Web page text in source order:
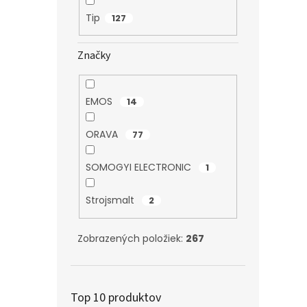
Tip 127
Značky
EMOS 14
ORAVA 77
SOMOGYI ELECTRONIC 1
Strojsmalt 2
Zobrazených položiek: 267
Top 10 produktov